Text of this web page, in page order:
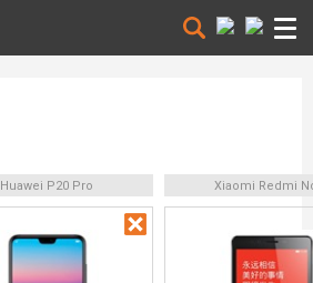
Huawei P20 Pro Xiaomi Redmi